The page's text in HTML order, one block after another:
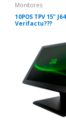
Monitores
10POS TPV 15"
Verifactu???